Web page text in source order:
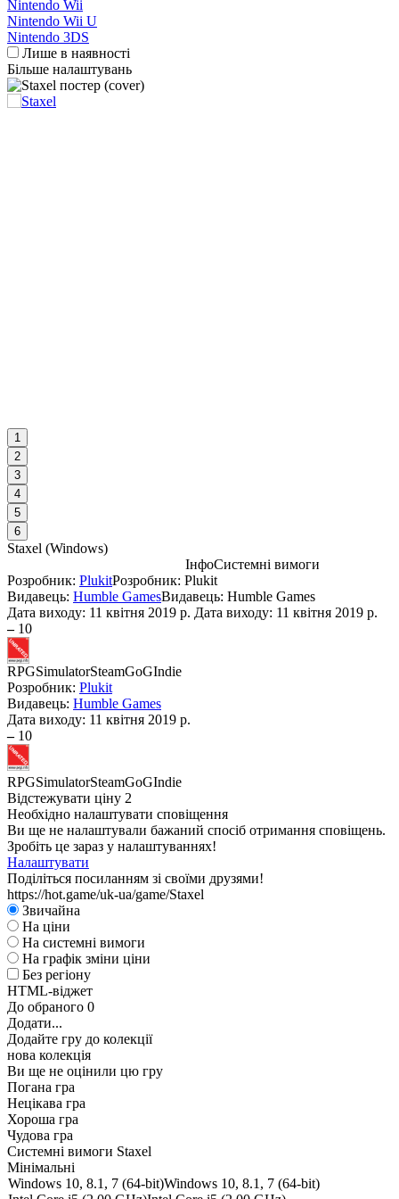
Nintendo Wii
Nintendo Wii U
Nintendo 3DS
Лише в наявності
Більше налаштувань
1
2
3
4
5
6
Staxel (Windows)
ІнфоСистемні вимоги
Розробник: PlukitРозробник: Plukit
Видавець: Humble GamesВидавець: Humble Games
Дата виходу: 11 квітня 2019 р. Дата виходу: 11 квітня 2019 р.
– 10
RPGSimulatorSteamGoGIndie
Розробник: Plukit
Видавець: Humble Games
Дата виходу: 11 квітня 2019 р.
– 10
RPGSimulatorSteamGoGIndie
Відстежувати ціну 2
Необхідно налаштувати сповіщення
Ви ще не налаштували бажаний спосіб отримання сповіщень.
Зробіть це зараз у налаштуваннях!
Налаштувати
Поділіться посиланням зі своїми друзями!
https://hot.game/uk-ua/game/Staxel
Звичайна
На ціни
На системні вимоги
На графік зміни ціни
Без регіону
HTML-віджет
До обраного 0
Додати...
Додайте гру до колекції
нова колекція
Ви ще не оцінили цю гру
Погана гра
Нецікава гра
Хороша гра
Чудова гра
Системні вимоги Staxel
Мінімальні
Windows 10, 8.1, 7 (64-bit)Windows 10, 8.1, 7 (64-bit)